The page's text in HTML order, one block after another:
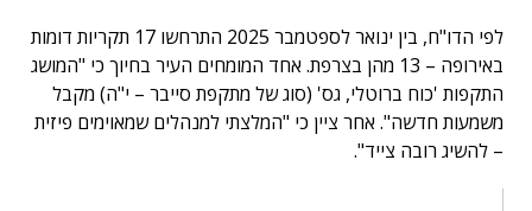
לפי הדו"ח, בין ינואר לספטמבר 2025 התרחשו 17 תקריות דומות
באירופה – 13 מהן בצרפת. אחד המומחים העיר בחיוך כי "המושג
התקפות 'כוח ברוטלי, גס' (סוג של מתקפת סייבר – י"ה) מקבל
משמעות חדשה". אחר ציין כי "המלצתי למנהלים שמאוימים פיזית
– להשיג רובה צייד".